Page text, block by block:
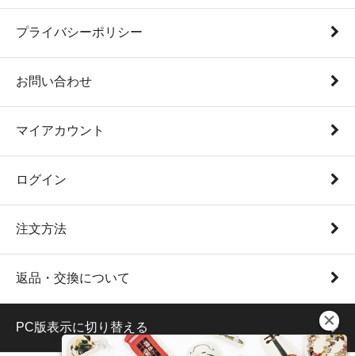
プライバシーポリシー
お問い合わせ
マイアカウント
ログイン
注文方法
返品・交換について
PC版表示に切り替える